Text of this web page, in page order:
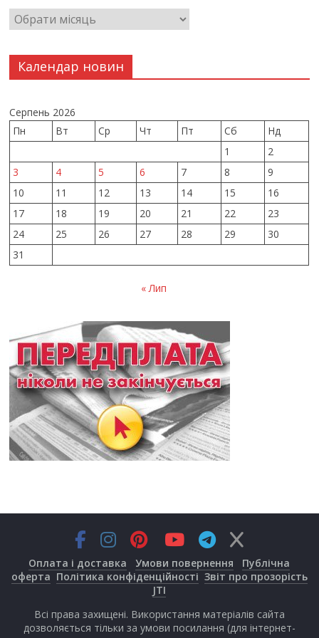
Календар новин
Серпень 2026
Пн
Вт Ср Чт Пт Сб
Нд
1
2
3
4 5 6 7 8
9
10
11 12 13 14 15
16
17
18 19 20 21 22
23
24
25 26 27 28 29
30
31
« Лип
Оплата і доставка Умови повернення
Публічна
оферта Політика конфіденційності Звіт про прозорість
JTI
Всі права захищені. Використання матеріалів сайта
дозволяється тільки за умови посилання (для інтернет-